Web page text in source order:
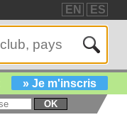
EN ES
» Je m'inscris
OK